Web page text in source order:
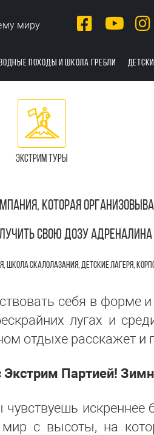
миру
ВОДНЫЕ ПОХОДЫ И ШКОЛА ГРЕБЛИ
ЭКСТРИМ ТУРЫ
КОТОРАЯ
СВОЮ ДОЗУ
ШКОЛА СКАЛОЛАЗАНИЯ, ДЕТСКИЕ ЛАГЕРЯ,
себя в форме
лугах и
отдыхе расскажет
Партией!
с высоты, на